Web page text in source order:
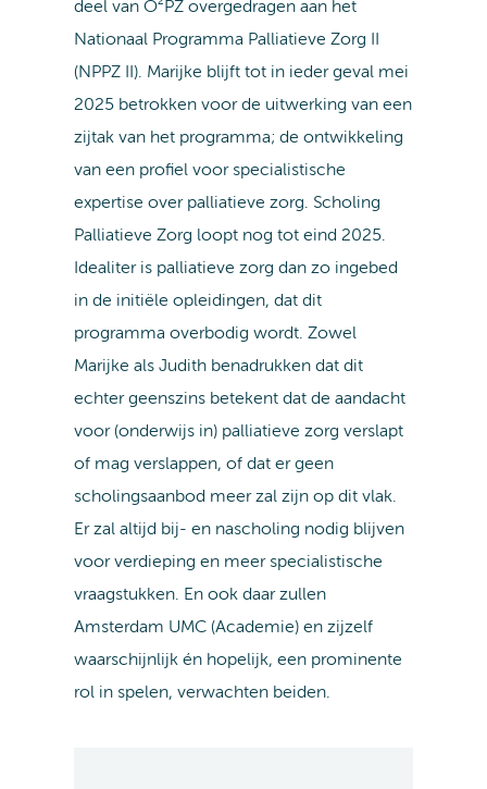
deel van O²PZ overgedragen aan het
Nationaal Programma Palliatieve Zorg II
(NPPZ II). Marijke blijft tot in ieder geval mei
2025 betrokken voor de uitwerking van een
zijtak van het programma; de ontwikkeling
van een profiel voor specialistische
expertise over palliatieve zorg. Scholing
Palliatieve Zorg loopt nog tot eind 2025.
Idealiter is palliatieve zorg dan zo ingebed
in de initiële opleidingen, dat dit
programma overbodig wordt. Zowel
Marijke als Judith benadrukken dat dit
echter geenszins betekent dat de aandacht
voor (onderwijs in) palliatieve zorg verslapt
of mag verslappen, of dat er geen
scholingsaanbod meer zal zijn op dit vlak.
Er zal altijd bij- en nascholing nodig blijven
voor verdieping en meer specialistische
vraagstukken. En ook daar zullen
Amsterdam UMC (Academie) en zijzelf
waarschijnlijk én hopelijk, een prominente
rol in spelen, verwachten beiden.